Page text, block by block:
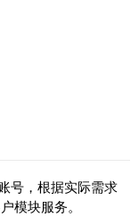
号，根据实际需求
模块服务。